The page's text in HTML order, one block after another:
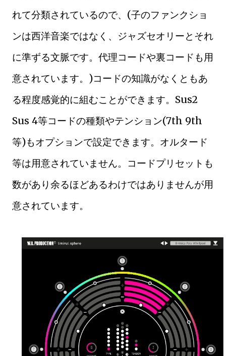
れて分類されているので、(子のファンクショ
ンは西洋音楽ではなく、ジャズセオリーとそれ
に準ずる文脈です。代理コードや裏コードも用
意されています。)コードの知識がなくともあ
る程度感覚的に組むことができます。Sus2
Sus 4等コードの種類やテンション(7th 9th
等)もオプションで設定できます。オルタード
等は用意されていません。コードプリセットも
数があり余るほどあるわけではありませんが用
意されています。